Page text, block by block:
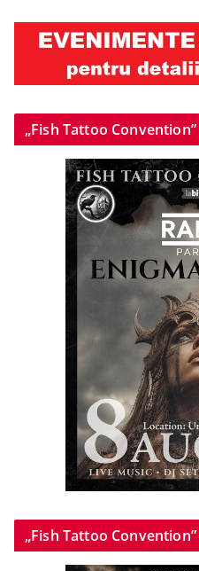
„Fish Tattoo Convention”
„Fish Tattoo